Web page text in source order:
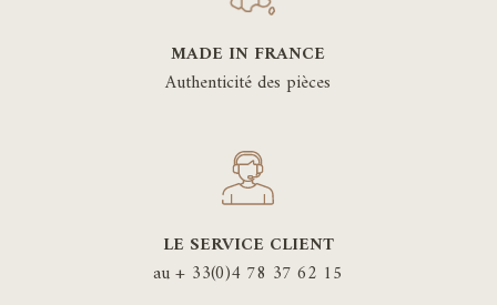
MADE IN FRANCE
Authenticité des pièces
LE SERVICE CLIENT
au + 33(0)4 78 37 62 15